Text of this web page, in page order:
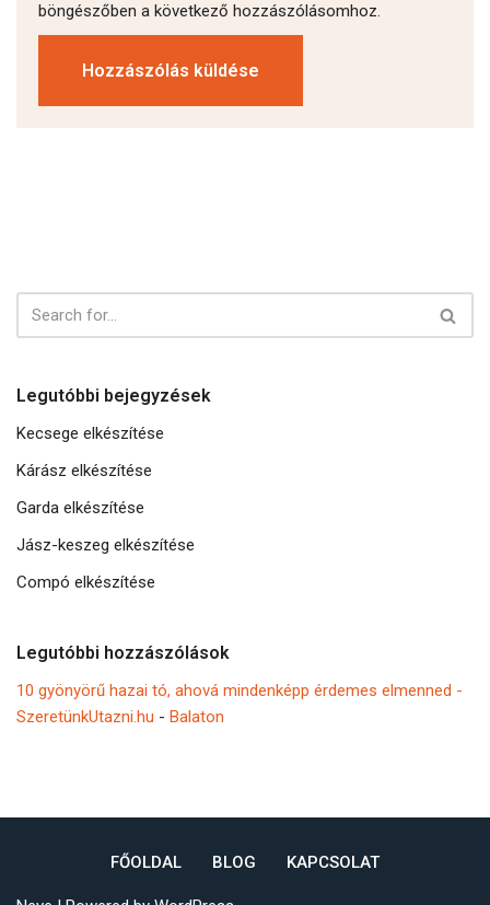
böngészőben a következő hozzászólásomhoz.
Legutóbbi bejegyzések
Kecsege elkészítése
Kárász elkészítése
Garda elkészítése
Jász-keszeg elkészítése
Compó elkészítése
Legutóbbi hozzászólások
10 gyönyörű hazai tó, ahová mindenképp érdemes elmenned -
SzeretünkUtazni.hu - Balaton
FŐOLDAL BLOG KAPCSOLAT